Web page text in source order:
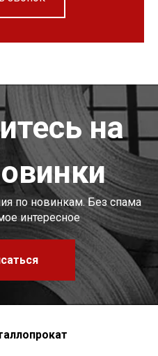
на
по новинкам. Без спама
интересное